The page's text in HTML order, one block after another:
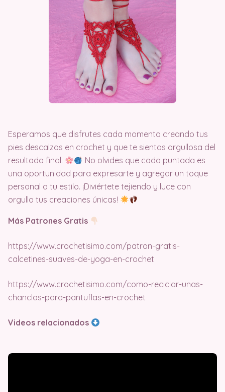
Esperamos que disfrutes cada momento creando tus
pies descalzos en crochet y que te sientas orgullosa del
resultado final.
No olvides que cada puntada es
una oportunidad para expresarte y agregar un toque
personal a tu estilo. ¡Diviértete tejiendo y luce con
orgullo tus creaciones únicas!
Más Patrones Gratis
https://www.crochetisimo.com/patron-gratis-
calcetines-suaves-de-yoga-en-crochet
https://www.crochetisimo.com/como-reciclar-unas-
chanclas-para-pantuflas-en-crochet
Videos relacionados